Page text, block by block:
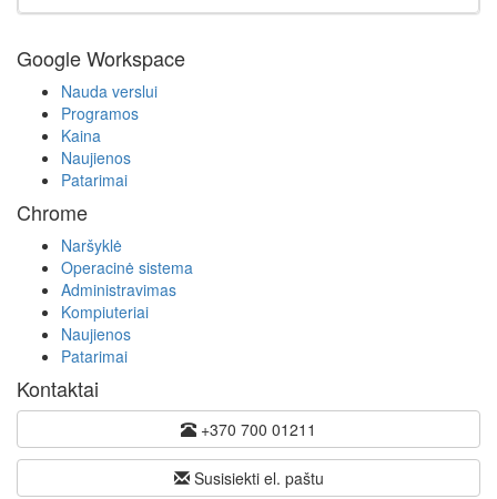
Google Workspace
Nauda verslui
Programos
Kaina
Naujienos
Patarimai
Chrome
Naršyklė
Operacinė sistema
Administravimas
Kompiuteriai
Naujienos
Patarimai
Kontaktai
+370 700 01211
Susisiekti el. paštu